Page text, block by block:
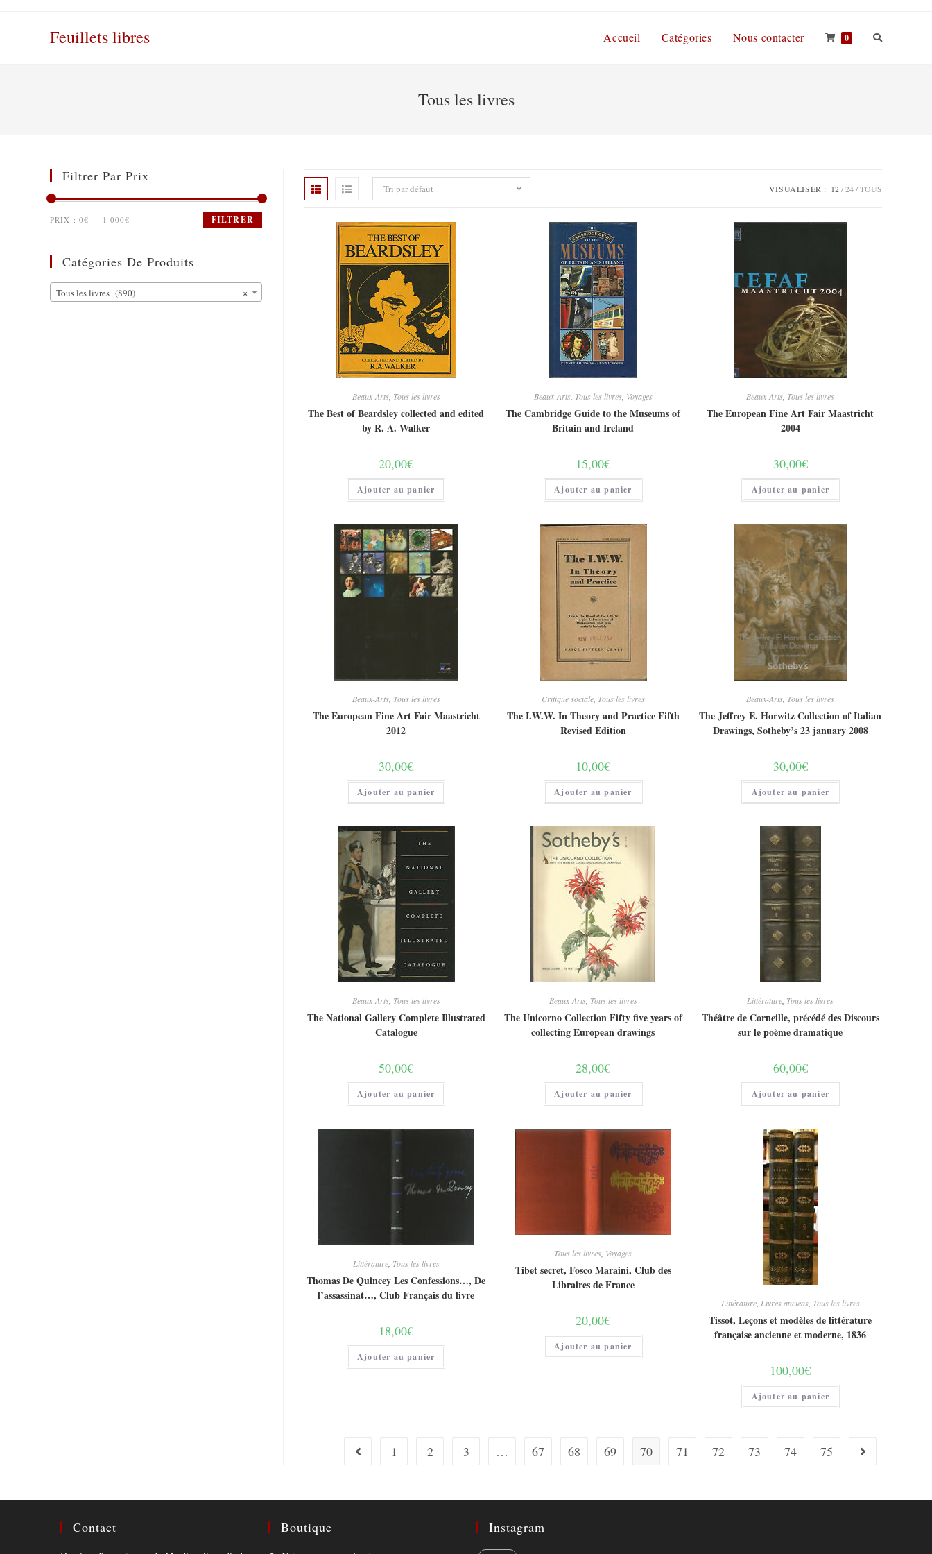
Feuillets libres Accueil Catégories Nous contacter 0
Tous les livres
Tri par défaut VISUALISER : 12 24 TOUS
Beaux-Arts, Tous les livres
The Best of Beardsley collected and edited
by R. A. Walker
20,00€
Ajouter au panier
Beaux-Arts, Tous les livres, Voyages
The Cambridge Guide to the Museums of
Britain and Ireland
15,00€
Ajouter au panier
Beaux-Arts Tous les livres
The European Fine Art Fair Maastricht
2004
30,00€
Ajouter au panier
Beaux-Arts, Tous les livres
The European Fine Art Fair Maastricht
2012
30,00€
Ajouter au panier
Critique sociale, Tous les livres
The I.W.W. In Theory and Practice Fifth
Revised Edition
10,00€
Ajouter au panier
Beaux-Arts Tous les livres
The Jeffrey E. Horwitz Collection of Italian
Drawings, Sotheby’s 23 january 2008
30,00€
Ajouter au panier
Beaux-Arts, Tous les livres
The National Gallery Complete Illustrated
Catalogue
50,00€
Ajouter au panier
Beaux-Arts, Tous les livres
The Unicorno Collection Fifty five years of
collecting European drawings
28,00€
Ajouter au panier
Littérature Tous les livres
Théâtre de Corneille, précédé des Discours
sur le poème dramatique
60,00€
Ajouter au panier
Littérature, Tous les livres
Thomas De Quincey Les Confessions…, De
l’assassinat…, Club Français du livre
18,00€
Ajouter au panier
Tous les livres Voyages
Tibet secret, Fosco Maraini, Club des
Libraires de France
20,00€
Ajouter au panier
Littérature, Livres anciens, Tous les livres
Tissot, Leçons et modèles de littérature
française ancienne et moderne, 1836
100,00€
Ajouter au panier
1 2 3 … 67 68 69 70 71 72 73 74 75
Filtrer Par Prix
FILTRER
PRIX : 0€ — 1 000€
Catégories De Produits
×
Tous les livres (890)
Contact Boutique Instagram